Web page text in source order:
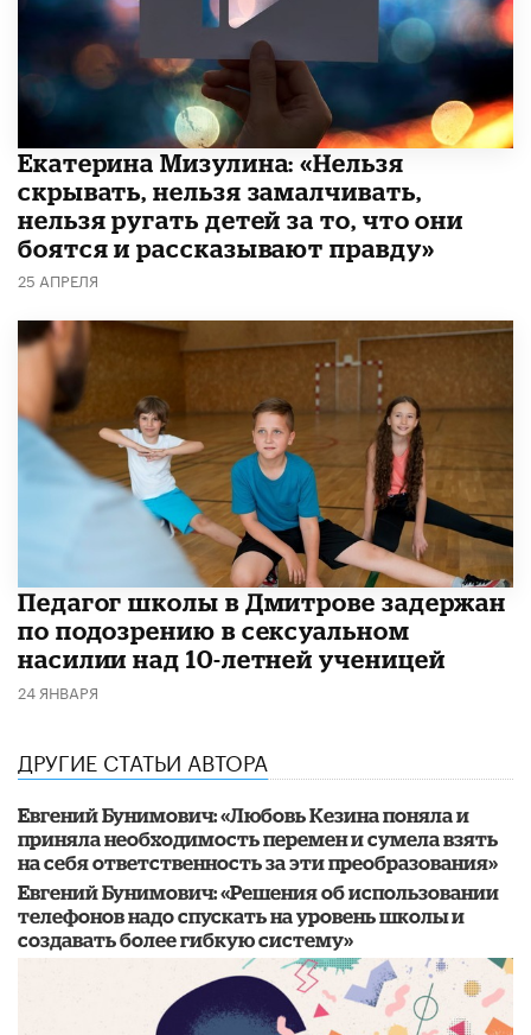
Екатерина Мизулина: «Нельзя
скрывать, нельзя замалчивать,
нельзя ругать детей за то, что они
боятся и рассказывают правду»
25 АПРЕЛЯ
Педагог школы в Дмитрове задержан
по подозрению в сексуальном
насилии над 10-летней ученицей
24 ЯНВАРЯ
ДРУГИЕ СТАТЬИ АВТОРА
​Евгений Бунимович: «Любовь Кезина поняла и
приняла необходимость перемен и сумела взять
на себя ответственность за эти преобразования»
Евгений Бунимович: «Решения об использовании
телефонов надо спускать на уровень школы и
создавать более гибкую систему»